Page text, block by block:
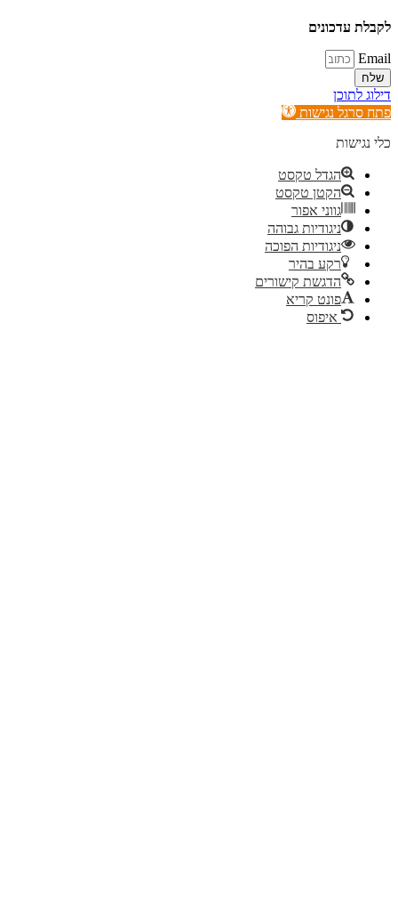
עדכונים
נגישות
הגדל טקסט
הקטן טקסט
גווני אפור
ניגודיות גבוהה
ניגודיות הפוכה
רקע בהיר
הדגשת קישורים
פונט קריא
איפוס